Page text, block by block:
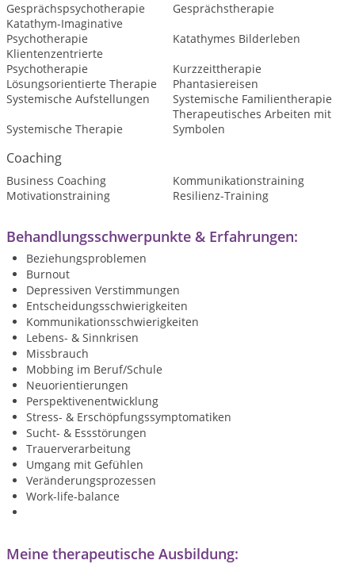
Gesprächspsychotherapie
Gesprächstherapie
Katathym-Imaginative
Psychotherapie
Katathymes Bilderleben
Klientenzentrierte
Psychotherapie
Kurzzeittherapie
Lösungsorientierte Therapie
Phantasiereisen
Systemische Aufstellungen
Systemische Familientherapie
Systemische Therapie
Therapeutisches Arbeiten mit
Symbolen
Coaching
Business Coaching
Kommunikationstraining
Motivationstraining
Resilienz-Training
Behandlungsschwerpunkte & Erfahrungen:
Beziehungsproblemen
Burnout
Depressiven Verstimmungen
Entscheidungsschwierigkeiten
Kommunikationsschwierigkeiten
Lebens- & Sinnkrisen
Missbrauch
Mobbing im Beruf/Schule
Neuorientierungen
Perspektivenentwicklung
Stress- & Erschöpfungssymptomatiken
Sucht- & Essstörungen
Trauerverarbeitung
Umgang mit Gefühlen
Veränderungsprozessen
Work-life-balance
Meine therapeutische Ausbildung: